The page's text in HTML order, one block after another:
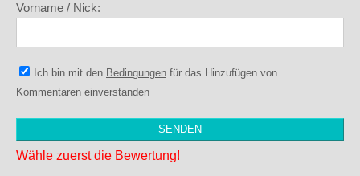
Vorname / Nick:
Ich bin mit den Bedingungen für das Hinzufügen von
Kommentaren einverstanden
Wähle zuerst die Bewertung!